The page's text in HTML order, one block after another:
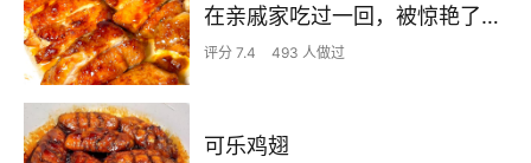
在亲戚家吃过一回，被惊艳了…
评分 7.4 493 人做过
可乐鸡翅